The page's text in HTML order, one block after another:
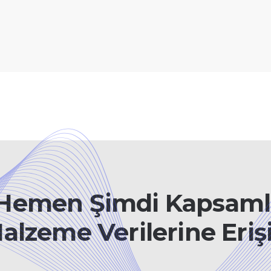
Şimdi
Verilerine